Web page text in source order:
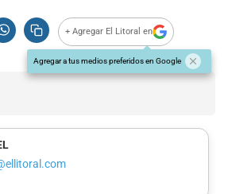
+ Agregar El Litoral en
Agregar a tus medios preferidos en Google